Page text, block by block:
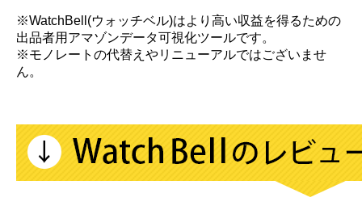
※WatchBell(ウォッチベル)はより高い収益を得るための
出品者用アマゾンデータ可視化ツールです。
※モノレートの代替えやリニューアルではございませ
ん。